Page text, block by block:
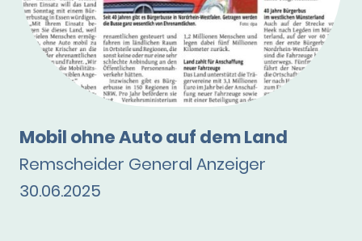
Mobil ohne Auto auf dem Land
Remscheider General Anzeiger
30.06.2025